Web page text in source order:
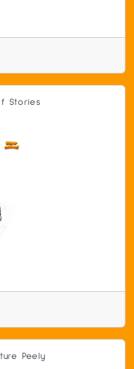
Stories
Peely